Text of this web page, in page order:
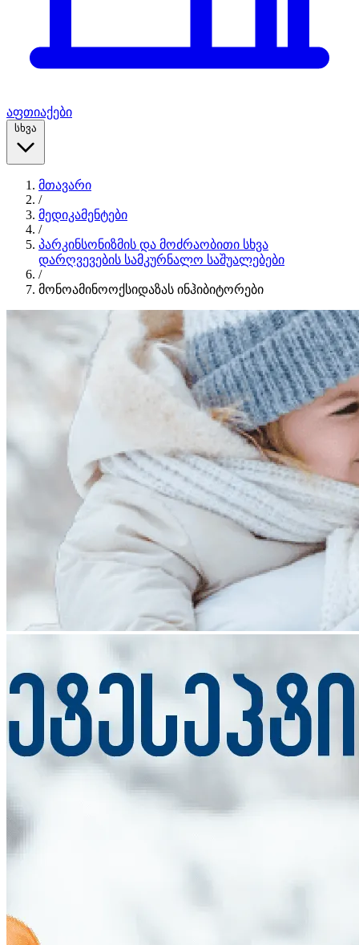
აფთიაქები
სხვა
მთავარი
/
მედიკამენტები
/
პარკინსონიზმის და მოძრაობითი სხვა
დარღვევების სამკურნალო საშუალებები
/
მონოამინოოქსიდაზას ინჰიბიტორები